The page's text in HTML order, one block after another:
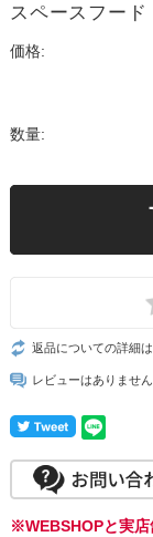
スペースフー
価格:
数量:
返品についての詳細
レビューはありません
※WEBSHOPと実店